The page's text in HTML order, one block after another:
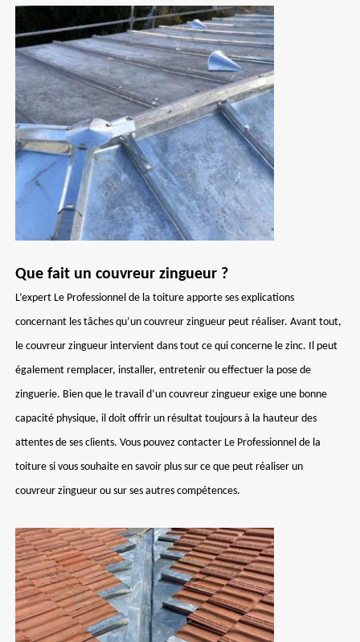
Que fait un couvreur zingueur ?
L’expert Le Professionnel de la toiture apporte ses explications
concernant les tâches qu’un couvreur zingueur peut réaliser. Avant tout,
le couvreur zingueur intervient dans tout ce qui concerne le zinc. Il peut
également remplacer, installer, entretenir ou effectuer la pose de
zinguerie. Bien que le travail d’un couvreur zingueur exige une bonne
capacité physique, il doit offrir un résultat toujours à la hauteur des
attentes de ses clients. Vous pouvez contacter Le Professionnel de la
toiture si vous souhaite en savoir plus sur ce que peut réaliser un
couvreur zingueur ou sur ses autres compétences.